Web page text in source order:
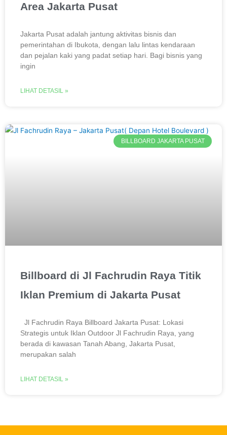
Area Jakarta Pusat
Jakarta Pusat adalah jantung aktivitas bisnis dan
pemerintahan di Ibukota, dengan lalu lintas kendaraan
dan pejalan kaki yang padat setiap hari. Bagi bisnis yang
ingin
LIHAT DETASIL »
BILLBOARD JAKARTA PUSAT
Billboard di Jl Fachrudin Raya Titik
Iklan Premium di Jakarta Pusat
Jl Fachrudin Raya Billboard Jakarta Pusat: Lokasi
Strategis untuk Iklan Outdoor Jl Fachrudin Raya, yang
berada di kawasan Tanah Abang, Jakarta Pusat,
merupakan salah
LIHAT DETASIL »